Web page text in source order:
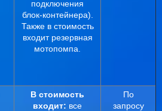
подключения
блок-контейнера).
Также в стоимость
входит резервная
мотопомпа.
В стоимость
входит: все
По
запросу